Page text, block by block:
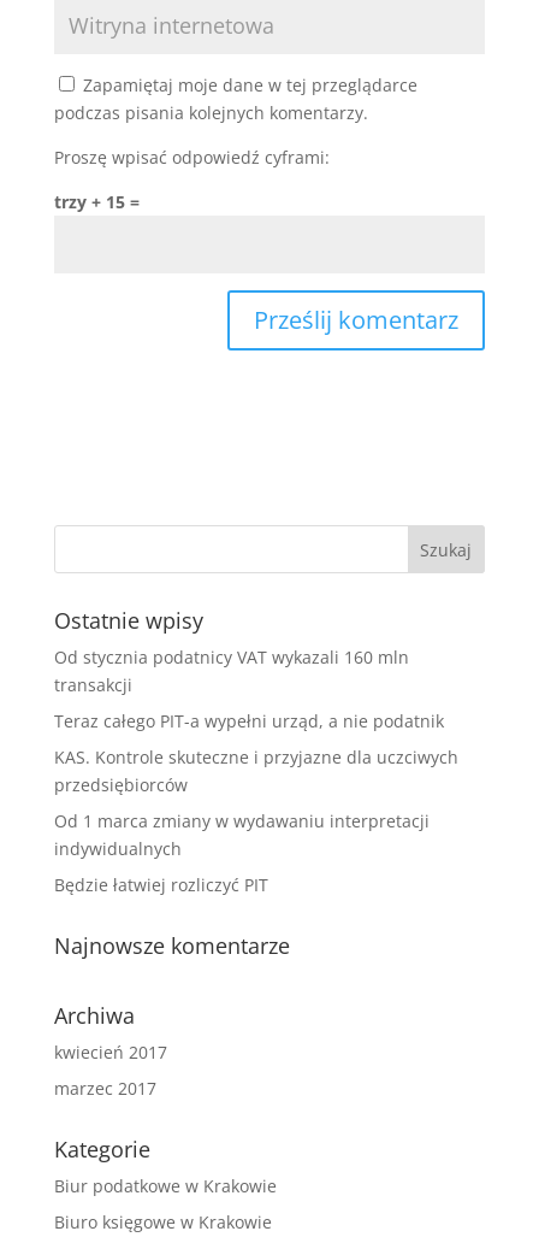
Zapamiętaj moje dane w tej przeglądarce
podczas pisania kolejnych komentarzy.
Proszę wpisać odpowiedź cyframi:
trzy + 15 =
Ostatnie wpisy
Od stycznia podatnicy VAT wykazali 160 mln
transakcji
Teraz całego PIT-a wypełni urząd, a nie podatnik
KAS. Kontrole skuteczne i przyjazne dla uczciwych
przedsiębiorców
Od 1 marca zmiany w wydawaniu interpretacji
indywidualnych
Będzie łatwiej rozliczyć PIT
Najnowsze komentarze
Archiwa
kwiecień 2017
marzec 2017
Kategorie
Biur podatkowe w Krakowie
Biuro księgowe w Krakowie